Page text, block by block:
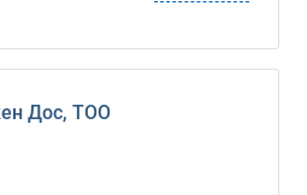
Дос, ТОО